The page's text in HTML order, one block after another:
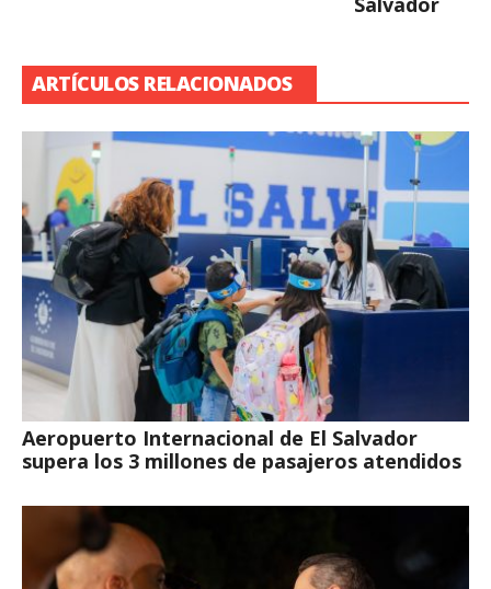
ARTÍCULOS RELACIONADOS
Aeropuerto Internacional de El Salvador
supera los 3 millones de pasajeros atendidos